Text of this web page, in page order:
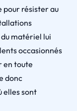
pour résister au
matériel lui
occasionnés
en toute
donc
elles sont